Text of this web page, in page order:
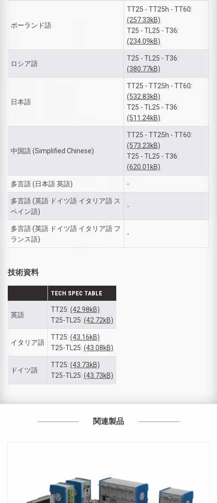
ポーランド語
TT25 - TT25h - TT60:
(257.33kB)
T25 - TL25 - T36:
(234.09kB)
ロシア語
T25 - TL25 - T36:
(380.77kB)
日本語
TT25 - TT25h - TT60:
(532.83kB)
T25 - TL25 - T36:
(511.24kB)
中国語 (Simplified Chinese)
TT25 - TT25h - TT60:
(573.23kB)
T25 - TL25 - T36:
(620.01kB)
多言語 (日本語 英語) -
多言語 (英語 ドイツ語 イタリア語 ス
ペイン語)
-
多言語 (英語 ドイツ語 イタリア語 フ
ランス語)
-
技術資料
TECH SPEC TABLE
英語
TT25: (42.98kB)
T25-TL25: (42.72kB)
イタリア語
TT25: (43.16kB)
T25-TL25: (43.08kB)
ドイツ語
TT25: (43.73kB)
T25-TL25: (43.73kB)
関連製品